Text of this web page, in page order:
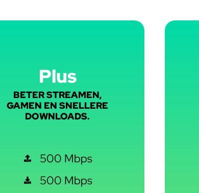
Plus
BETER STREAMEN,
GAMEN EN SNELLERE
DOWNLOADS.
500 Mbps
500 Mbps